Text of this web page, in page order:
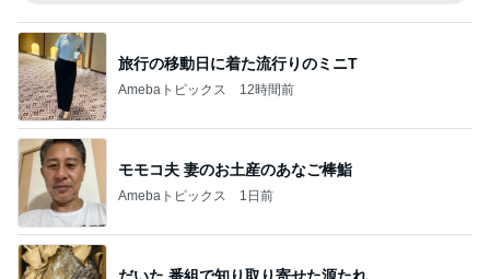
旅行の移動日に着た流行りのミニT
Amebaトピックス 12時間前
モモコ夫 妻のお土産のあなご棒鮨
Amebaトピックス 1日前
だいた 番組で知り取り寄せた源たれ